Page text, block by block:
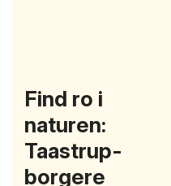
Find ro i
naturen:
Taastrup-
borgere